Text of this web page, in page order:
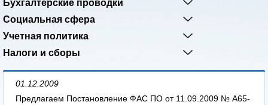
Социальная сфера
Учетная политика
Налоги и сборы
01.12.2009
Предлагаем Постановление ФАС ПО от 11.09.2009 № А65-